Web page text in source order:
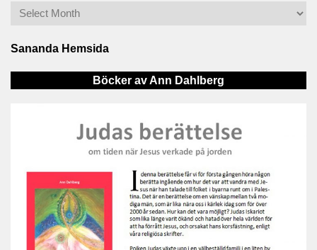
Sananda Hemsida
Böcker av Ann Dahlberg